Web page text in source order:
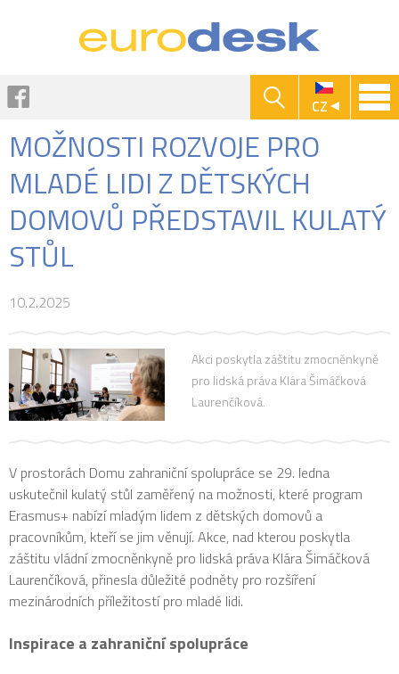
CZ
MOŽNOSTI ROZVOJE PRO
MLADÉ LIDI Z DĚTSKÝCH
DOMOVŮ PŘEDSTAVIL KULATÝ
STŮL
10.2.2025
Akci poskytla záštitu zmocněnkyně
pro lidská práva Klára Šimáčková
Laurenčíková.
V prostorách Domu zahraniční spolupráce se 29. ledna
uskutečnil kulatý stůl zaměřený na možnosti, které program
Erasmus+ nabízí mladým lidem z dětských domovů a
pracovníkům, kteří se jim věnují. Akce, nad kterou poskytla
záštitu vládní zmocněnkyně pro lidská práva Klára Šimáčková
Laurenčíková, přinesla důležité podněty pro rozšíření
mezinárodních příležitostí pro mladé lidi.
Inspirace a zahraniční spolupráce